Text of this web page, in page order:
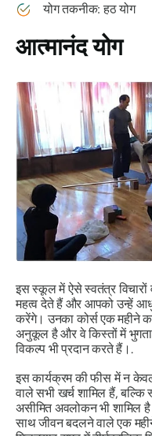
योग तकनीक: हठ योग
आत्मानंद योग
इस स्कूल में ऐसे स्वतंत्र विचारों
महत्व देते हैं और आपको उन्हें
करेंगे। उनका कोर्स एक महीने
अनुकूल है और वे किस्तों में
विकल्प भी प्रदान करते हैं।.
इस कार्यक्रम की फीस में न
वाले सभी खर्च शामिल हैं, बल्कि
असीमित अवलोकन भी शामिल
साथ जीवन बदलने वाले एक